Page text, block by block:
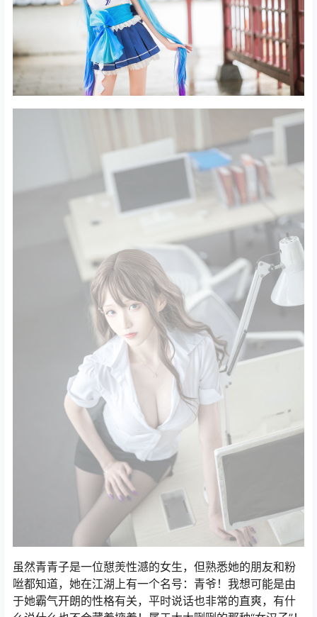
虽然青青子是一位憇羙性澸的女生，但熟悉她的朋友和粉
咝都知道，她在江湖上有一个名号：青爷！我想可能是由
于她霸气开朗的性格有关，平时说话也非常的直爽，有什